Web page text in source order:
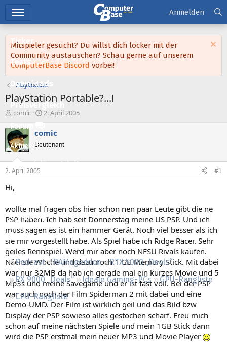
Ticker
Tests
Downloads
Preisvergleich
Forum
Aktuelles
Empfohlene Inhalte
Leserartikel
Regeln
Podcast RAMageddon
RTX 5000 „Deals“
RX 9000 „Deals“
Ideale Gaming-PCs
GPU-Rangliste
CPU-Rangliste
Anmelden
Mitspieler gesucht? Du willst dich locker mit der
Community austauschen? Schau gerne auf unserem
ComputerBase Discord vorbei!
PlayStation
PlayStation Portable?...!
E
r
s
t
e
l
e
comic
E
r
s
e
t
2. April 2005
comic
Lieutenant
2. April 2005 #1
Hi,
wollte mal fragen obs hier schon nen paar Leute gibt die ne
PSP haben. Ich hab seit Donnerstag meine US PSP. Und ich
muss sagen es ist ein hammer Gerät. Noch viel besser als ich
sie mir vorgestellt habe. Als Spiel habe ich Ridge Racer. Sehr
geiles Rennspiel. Werd mir aber noch NFSU Rivals kaufen.
Nächste Woche und dazu noch 1 GB Memory Stick. Mit dabei
war nur 32MB da hab ich gerade mal ein kurzes Movie und 5
Mp3s und meine Savegame und er ist fast voll. Bei der PSP
war auch noch der Film Spiderman 2 mit dabei und eine
Demo-UMD. Der Film ist wirklich geil und das Bild bzw
Display der PSP sowieso alles gestochen scharf. Freu mich
schon auf meine nächsten Spiele und mein 1GB Stick dann
wird die PSP erstmal mein neuer MP3 und Movie Player